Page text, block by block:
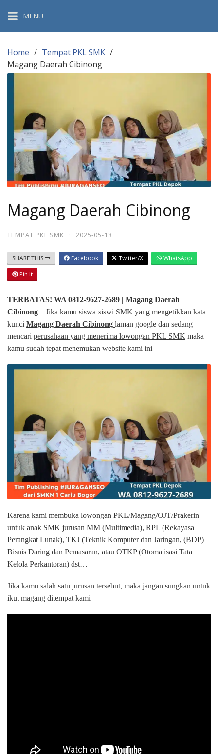
content
MENU
Home
Tempat PKL SMK
Magang Daerah Cibinong
Magang Daerah Cibinong
TEMPAT PKL SMK · 2025-05-18
SHARE THIS Facebook Twitter/X
WhatsApp
Pin It
TERBATAS! WA 0812-9627-2689 | Magang Daerah
Cibinong – Jika kamu siswa-siswi SMK yang mengetikkan kata
kunci Magang Daerah Cibinong laman google dan sedang
mencari perusahaan yang menerima lowongan PKL SMK maka
kamu sudah tepat menemukan website kami ini
Karena kami membuka lowongan PKL/Magang/OJT/Prakerin
untuk anak SMK jurusan MM (Multimedia), RPL (Rekayasa
Perangkat Lunak), TKJ (Teknik Komputer dan Jaringan, (BDP)
Bisnis Daring dan Pemasaran, atau OTKP (Otomatisasi Tata
Kelola Perkantoran) dst…
Jika kamu salah satu jurusan tersebut, maka jangan sungkan untuk
ikut magang ditempat kami